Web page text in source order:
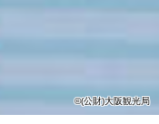
©(公財)大阪観光局